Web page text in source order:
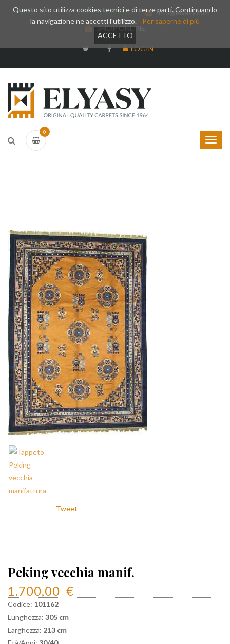
Whatsapp +39 377 3375788
info@elyasy.com
SHOP ONLINE
LOGIN
0
Tweet
Peking vecchia manif.
1.700,00 €
Codice: 101162
Lunghezza: 305 cm
Larghezza: 213 cm
Questo sito utilizza cookies tecnici e di terze parti. Continuando
la navigazione ne accetti l'utilizzo.
Per saperne di più
ACCETTO